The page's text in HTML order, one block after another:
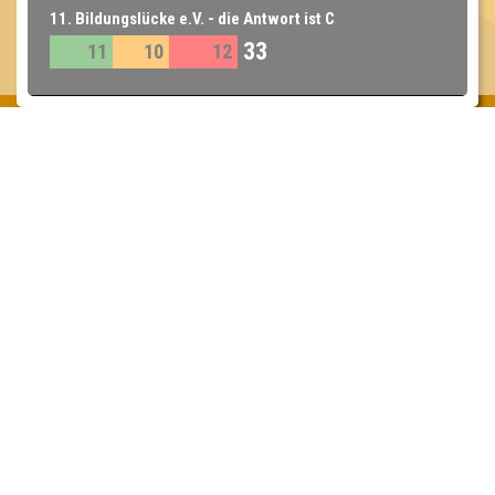
11. Bildungslücke e.V. - die Antwort ist C
11 10 12 33